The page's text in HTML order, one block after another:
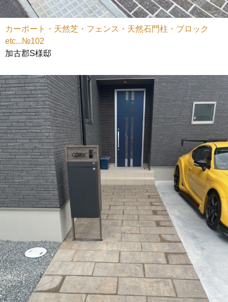
カーポート・天然芝・フェンス・天然石門柱・ブロック
etc...№102
加古郡S様邸